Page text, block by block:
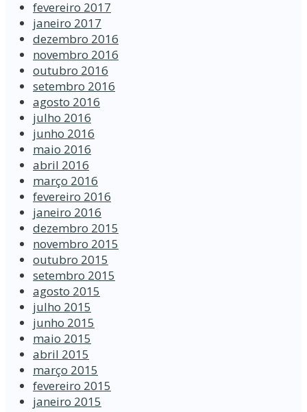
fevereiro 2017
janeiro 2017
dezembro 2016
novembro 2016
outubro 2016
setembro 2016
agosto 2016
julho 2016
junho 2016
maio 2016
abril 2016
março 2016
fevereiro 2016
janeiro 2016
dezembro 2015
novembro 2015
outubro 2015
setembro 2015
agosto 2015
julho 2015
junho 2015
maio 2015
abril 2015
março 2015
fevereiro 2015
janeiro 2015